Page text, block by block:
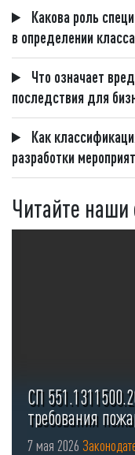
Какова роль
в определении
Что означает
последствия для
Как
разработки
Читайте
СП
требования
безопасности
7 мая 2026